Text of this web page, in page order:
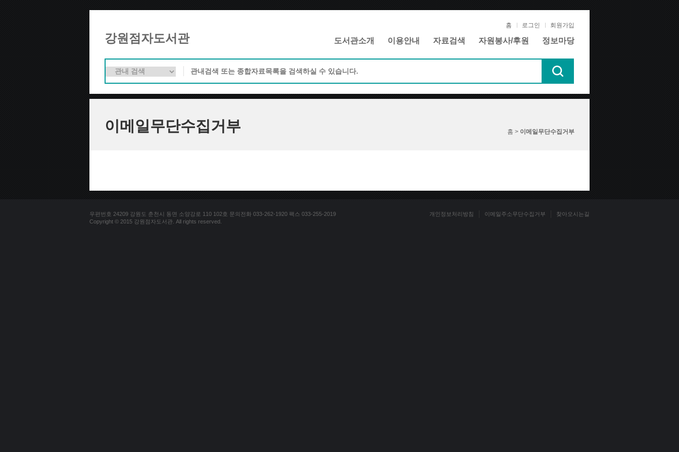
강원점자도서관
홈 로그인 회원가입
도서관소개 이용안내 자료검색 자원봉사/후원 정보마당
이메일무단수집거부 홈 > 이메일무단수집거부
우편번호 24209 강원도 춘천시 동면 소양강로 110 102호 문의전화 033-262-1920 팩스 033-255-2019
Copyright © 2015 강원점자도서관. All rights reserved.
개인정보처리방침 이메일주소무단수집거부 찾아오시는길